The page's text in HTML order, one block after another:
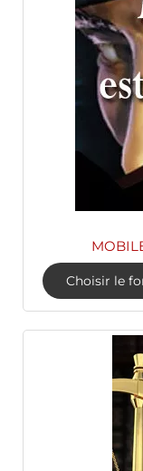
Choisir le